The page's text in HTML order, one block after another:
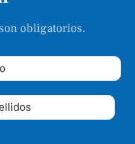
obligatorios.